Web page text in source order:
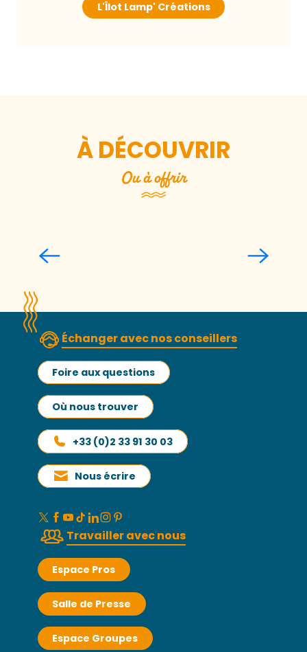
L'Îlot Lamp' Créations
À DÉCOUVRIR
Ou à offrir
Échanger avec nos conseillers
Foire aux questions
Où nous trouver
+33 (0)2 33 91 30 03
Nous écrire
Travailler avec nous
Espace Pros
Salle de Presse
Espace Groupes